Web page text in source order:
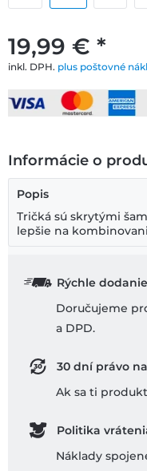
19,99 € *
inkl. DPH. plus poštovné
Informácie o
Popis
Tričká sú skrytými
lepšie na
Rýchle dodanie
Doručujeme
a DPD.
30 dní právo
Ak sa ti
Politika
Náklady